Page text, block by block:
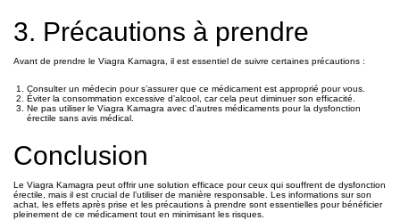
3. Précautions à prendre
Avant de prendre le Viagra Kamagra, il est essentiel de suivre certaines précautions :
Consulter un médecin pour s’assurer que ce médicament est approprié pour vous.
Éviter la consommation excessive d’alcool, car cela peut diminuer son efficacité.
Ne pas utiliser le Viagra Kamagra avec d’autres médicaments pour la dysfonction
érectile sans avis médical.
Conclusion
Le Viagra Kamagra peut offrir une solution efficace pour ceux qui souffrent de dysfonction
érectile, mais il est crucial de l’utiliser de manière responsable. Les informations sur son
achat, les effets après prise et les précautions à prendre sont essentielles pour bénéficier
pleinement de ce médicament tout en minimisant les risques.